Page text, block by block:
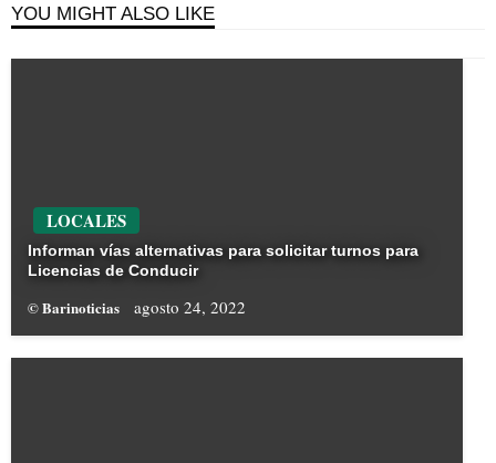
YOU MIGHT ALSO LIKE
LOCALES
Informan vías alternativas para solicitar turnos para
Licencias de Conducir
© Barinoticias agosto 24, 2022